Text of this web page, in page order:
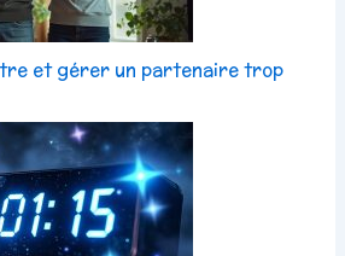
et gérer un partenaire trop